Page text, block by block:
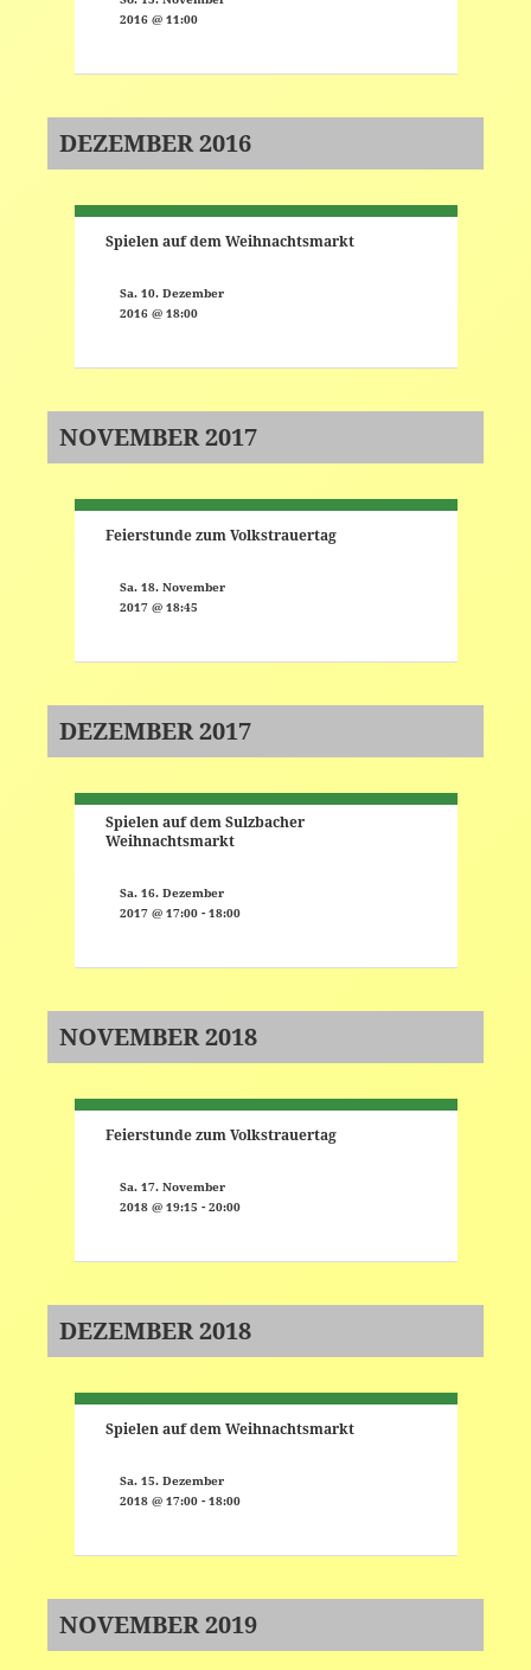
2016 @ 11:00
DEZEMBER 2016
Spielen auf dem Weihnachtsmarkt
Sa. 10. Dezember
2016 @ 18:00
NOVEMBER 2017
Feierstunde zum Volkstrauertag
Sa. 18. November
2017 @ 18:45
DEZEMBER 2017
Spielen auf dem Sulzbacher
Weihnachtsmarkt
Sa. 16. Dezember
2017 @ 17:00-18:00
NOVEMBER 2018
Feierstunde zum Volkstrauertag
Sa. 17. November
2018 @ 19:15 -20:00
DEZEMBER 2018
Spielen auf dem Weihnachtsmarkt
Sa. 15. Dezember
2018 @ 17:00-18:00
NOVEMBER 2019